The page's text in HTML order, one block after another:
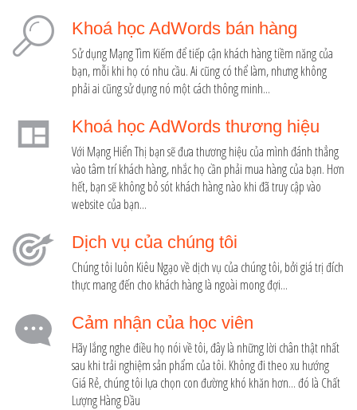
Khoá học AdWords bán hàng
Sử dụng Mạng Tìm Kiếm để tiếp cận khách hàng tiềm năng của
bạn, mỗi khi họ có nhu cầu. Ai cũng có thể làm, nhưng không
phải ai cũng sử dụng nó một cách thông minh...
Khoá học AdWords thương hiệu
Với Mạng Hiển Thị bạn sẽ đưa thương hiệu của mình đánh thẳng
vào tâm trí khách hàng, nhắc họ cần phải mua hàng của bạn. Hơn
hết, bạn sẽ không bỏ sót khách hàng nào khi đã truy cập vào
website của bạn...
Dịch vụ của chúng tôi
Chúng tôi luôn Kiêu Ngạo về dịch vụ của chúng tôi, bởi giá trị đích
thực mang đến cho khách hàng là ngoài mong đợi...
Cảm nhận của học viên
Hãy lắng nghe điều họ nói về tôi, đây là những lời chân thật nhất
sau khi trải nghiệm sản phẩm của tôi. Không đi theo xu hướng
Giá Rẻ, chúng tôi lựa chọn con đường khó khăn hơn... đó là Chất
Lượng Hàng Đầu